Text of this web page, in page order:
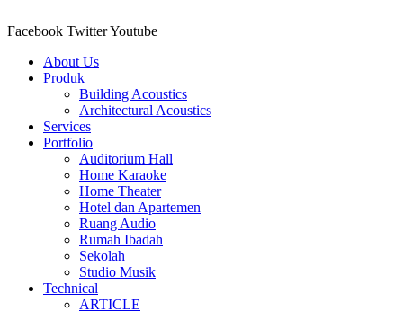
ke
Facebook TwitterYoutube
About Us
Produk
Building Acoustics
Architectural Acoustics
Services
Portfolio
Auditorium Hall
Home Karaoke
Home Theater
Hotel dan Apartemen
Ruang Audio
Rumah Ibadah
Sekolah
Studio Musik
Technical
ARTICLE